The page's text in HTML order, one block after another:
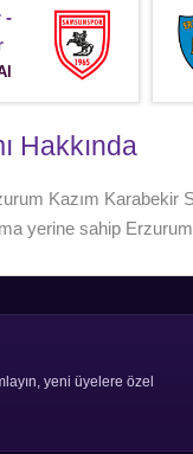
-
Hakkında
Kazım Karabekir
yerine sahip
yeni üyelere özel